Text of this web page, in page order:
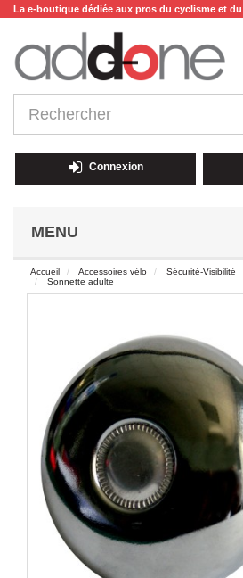
La e-boutique dédiée aux pros du cyclisme et
Connexion
MENU
Accueil Accessoires vélo Sécurité-Visibilité
Sonnette adulte